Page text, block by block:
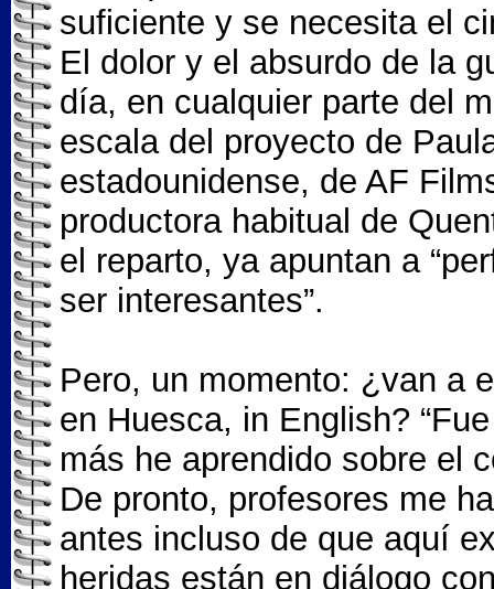
suficiente y se necesita el
El dolor y el absurdo de la
día, en cualquier parte del
escala del proyecto de
estadounidense, de AF
productora habitual de
el reparto, ya apuntan a
ser interesantes”.
Pero, un momento: ¿van a
en Huesca, in English?
más he aprendido sobre el
De pronto, profesores me
antes incluso de que aquí
heridas están en diálogo